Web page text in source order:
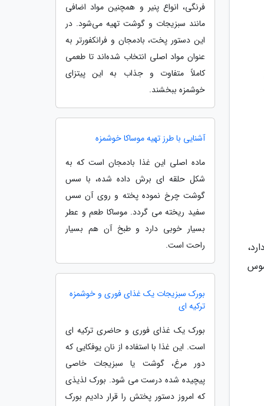
فرنگی، انواع پنیر و همچنین مواد اضافی
مانند سبزیجات و گوشت تهیه می‌شود. در
این دستور پخت، بادمجان و فرانکفورتر به
عنوان مواد اصلی انتخاب شده‌اند تا طعمی
کاملاً متفاوت و جذاب به این پیتزای
خوشمزه ببخشند.
آشنایی با طرز تهیه موساکا خوشمزه
ماده اصلی این غذا بادمجان است که به
شکل حلقه ای برش داده شده، با سس
گوشت چرخ نموده پخته و روی آن سس
سفید ریخته می گردد. موساکا طعم و عطر
بسیار خوبی دارد و طبخ آن هم بسیار
راحت است.
بورک سبزیجات یک غذای فوری و خوشمزه
ترکیه ای
بورک یک غذای فوری و حاضری ترکیه ای
است. این غذا با استفاده از نان یوفکایی که
دور مرغ، گوشت یا سبزیجات خاصی
پیچیده شده درست می شود. بورک لذیذی
که امروز دستور پختش را قرار دادیم بورک